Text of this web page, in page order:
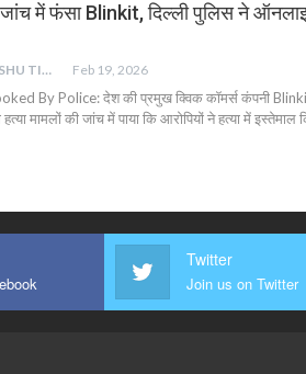
जांच में फंसा Blinkit, दिल्ली पुलिस ने
SUDHANSHU TIWARI Feb 19, 2026
By Police: देश की प्रमुख क्विक कॉमर्स कंपनी Blinkit
मामलों की जांच में पाया कि आरोपियों ने हत्या में
Twitter
Join us on Twitter